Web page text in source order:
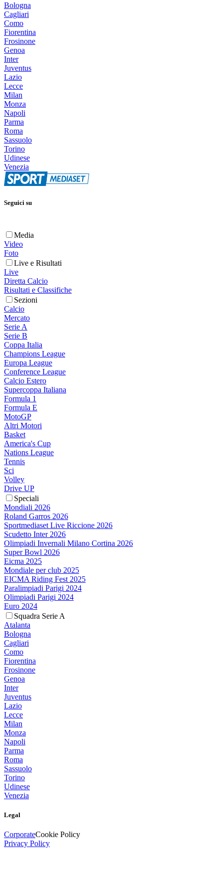
Bologna
Cagliari
Como
Fiorentina
Frosinone
Genoa
Inter
Juventus
Lazio
Lecce
Milan
Monza
Napoli
Parma
Roma
Sassuolo
Torino
Udinese
Venezia
Seguici su
Media
Video
Foto
Live e Risultati
Live
Diretta Calcio
Risultati e Classifiche
Sezioni
Calcio
Mercato
Serie A
Serie B
Coppa Italia
Champions League
Europa League
Conference League
Calcio Estero
Supercoppa Italiana
Formula 1
Formula E
MotoGP
Altri Motori
Basket
America's Cup
Nations League
Tennis
Sci
Volley
Drive UP
Speciali
Mondiali 2026
Roland Garros 2026
Sportmediaset Live Riccione 2026
Scudetto Inter 2026
Olimpiadi Invernali Milano Cortina 2026
Super Bowl 2026
Eicma 2025
Mondiale per club 2025
EICMA Riding Fest 2025
Paralimpiadi Parigi 2024
Olimpiadi Parigi 2024
Euro 2024
Squadra Serie A
Atalanta
Bologna
Cagliari
Como
Fiorentina
Frosinone
Genoa
Inter
Juventus
Lazio
Lecce
Milan
Monza
Napoli
Parma
Roma
Sassuolo
Torino
Udinese
Venezia
Legal
CorporateCookie Policy
Privacy Policy